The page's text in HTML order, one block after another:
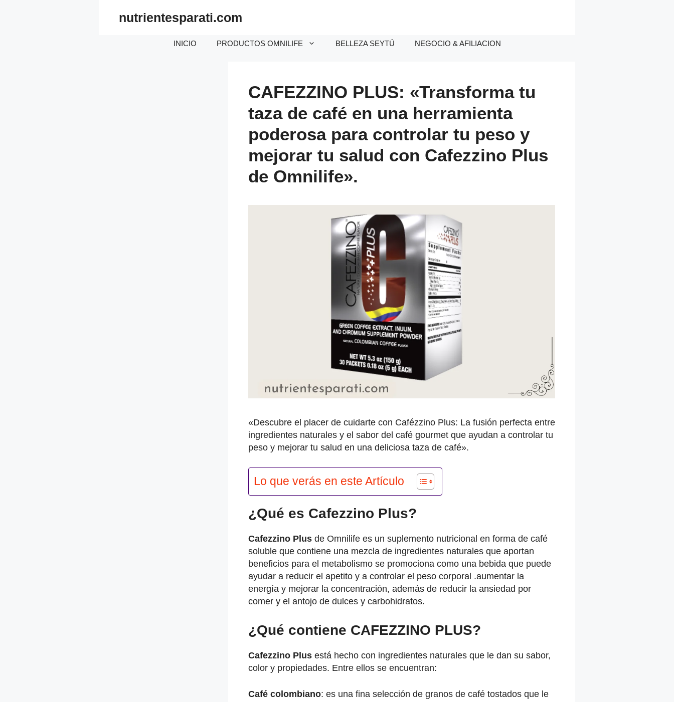
nutrientesparati.com
INICIO PRODUCTOS OMNILIFE BELLEZA SEYTÚ NEGOCIO & AFILIACION
CAFEZZINO PLUS: «Transforma tu
taza de café en una herramienta
poderosa para controlar tu peso y
mejorar tu salud con Cafezzino Plus
de Omnilife».
«Descubre el placer de cuidarte con Cafézzino Plus: La fusión perfecta entre
ingredientes naturales y el sabor del café gourmet que ayudan a controlar tu
peso y mejorar tu salud en una deliciosa taza de café».
Lo que verás en este Artículo
¿Qué es Cafezzino Plus?
Cafezzino Plusde Omnilife es un suplemento nutricional en forma de café
soluble que contiene una mezcla de ingredientes naturales que aportan
beneficios para el metabolismo se promociona como una bebida que puede
ayudar a reducir el apetito y a controlar el peso corporal .aumentar la
energía y mejorar la concentración, además de reducir la ansiedad por
comer y el antojo de dulces y carbohidratos.
¿Qué contiene CAFEZZINO PLUS?
Cafezzino Plusestá hecho con ingredientes naturales que le dan su sabor,
color y propiedades. Entre ellos se encuentran:
Café colombiano: es una fina selección de granos de café tostados que le